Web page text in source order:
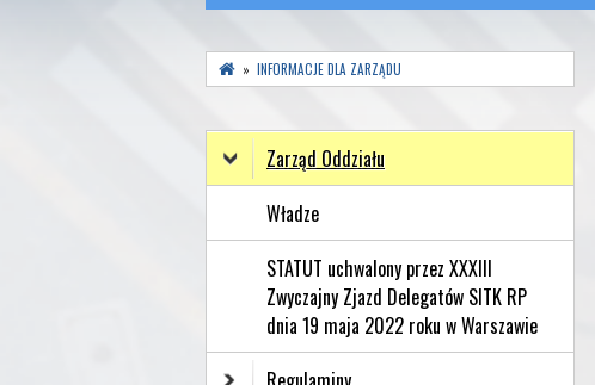
» INFORMACJE DLA ZARZĄDU
Zarząd Oddziału
Władze
STATUT uchwalony przez XXXIII
Zwyczajny Zjazd Delegatów SITK RP
dnia 19 maja 2022 roku w Warszawie